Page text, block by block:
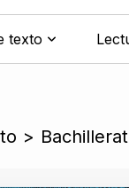
texto
>